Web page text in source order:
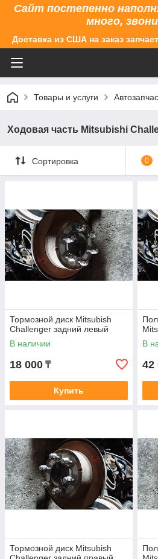
Сайт постепенно
много,
Доставка из США на заказ
Товары и услуги
Ходовая часть Mitsubishi
Сортировка 0
Тормозной диск Mitsubish
Challenger задний левый
В наличии
18 000 ₸
Купить
В
42
Тормозной диск Mitsubish